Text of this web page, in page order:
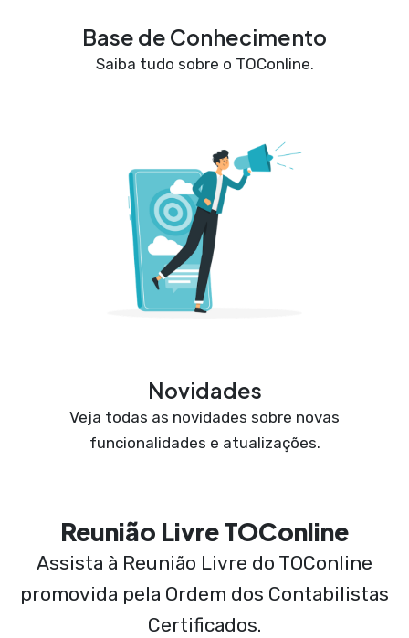
Base de Conhecimento
Saiba tudo sobre o TOConline.
Novidades
Veja todas as novidades sobre novas
funcionalidades e atualizações.
Reunião Livre TOConline
Assista à Reunião Livre do TOConline
promovida pela Ordem dos Contabilistas
Certificados.